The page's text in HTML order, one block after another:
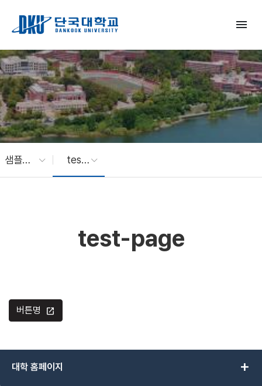
menu
샘플학과 test-page
test-page
버튼명 open_in_new
대학 홈페이지 add